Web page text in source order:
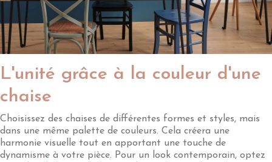
L'unité grâce à la couleur d'une
chaise
Choisissez des chaises de différentes formes et styles, mais
dans une même palette de couleurs. Cela créera une
harmonie visuelle tout en apportant une touche de
dynamisme à votre pièce. Pour un look contemporain, optez